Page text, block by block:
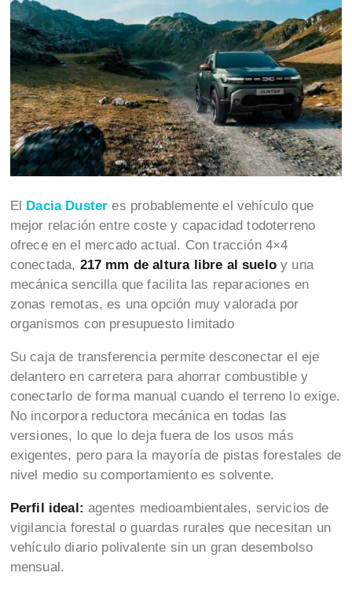
El Dacia Duster es probablemente el vehículo que
mejor relación entre coste y capacidad todoterreno
ofrece en el mercado actual. Con tracción 4×4
conectada, 217 mm de altura libre al sueloy una
mecánica sencilla que facilita las reparaciones en
zonas remotas, es una opción muy valorada por
organismos con presupuesto limitado
Su caja de transferencia permite desconectar el eje
delantero en carretera para ahorrar combustible y
conectarlo de forma manual cuando el terreno lo exige.
No incorpora reductora mecánica en todas las
versiones, lo que lo deja fuera de los usos más
exigentes, pero para la mayoría de pistas forestales de
nivel medio su comportamiento es solvente.
Perfil ideal:agentes medioambientales, servicios de
vigilancia forestal o guardas rurales que necesitan un
vehículo diario polivalente sin un gran desembolso
mensual.